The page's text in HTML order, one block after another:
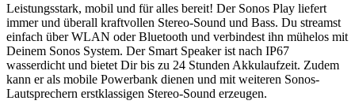
Leistungsstark, mobil und für alles bereit! Der Sonos Play liefert
immer und überall kraftvollen Stereo-Sound und Bass. Du streamst
einfach über WLAN oder Bluetooth und verbindest ihn mühelos mit
Deinem Sonos System. Der Smart Speaker ist nach IP67
wasserdicht und bietet Dir bis zu 24 Stunden Akkulaufzeit. Zudem
kann er als mobile Powerbank dienen und mit weiteren Sonos-
Lautsprechern erstklassigen Stereo-Sound erzeugen.